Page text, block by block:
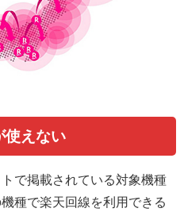
えない
で掲載されている対象機種
種で楽天回線を利用できる